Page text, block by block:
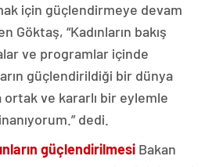
için güçlendirmeye devam
“Kadınların bakış
ve programlar içinde
güçlendirildiği bir dünya
ortak ve kararlı bir eylemle
dedi.
güçlendirilmesi Bakan